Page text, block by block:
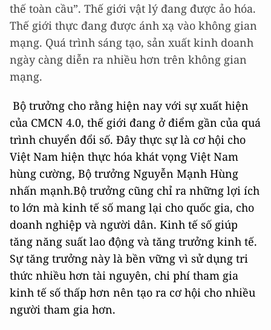
thế toàn cầu”. Thế giới vật lý đang được ảo hóa.
Thế giới thực đang được ánh xạ vào không gian
mạng. Quá trình sáng tạo, sản xuất kinh doanh
ngày càng diễn ra nhiều hơn trên không gian
mạng.
Bộ trưởng cho rằng hiện nay với sự xuất hiện
của CMCN 4.0, thế giới đang ở điểm gần của quá
trình chuyển đổi số. Đây thực sự là cơ hội cho
Việt Nam hiện thực hóa khát vọng Việt Nam
hùng cường, Bộ trưởng Nguyễn Mạnh Hùng
nhấn mạnh.Bộ trưởng cũng chỉ ra những lợi ích
to lớn mà kinh tế số mang lại cho quốc gia, cho
doanh nghiệp và người dân. Kinh tế số giúp
tăng năng suất lao động và tăng trưởng kinh tế.
Sự tăng trưởng này là bền vững vì sử dụng tri
thức nhiều hơn tài nguyên, chi phí tham gia
kinh tế số thấp hơn nên tạo ra cơ hội cho nhiều
người tham gia hơn.